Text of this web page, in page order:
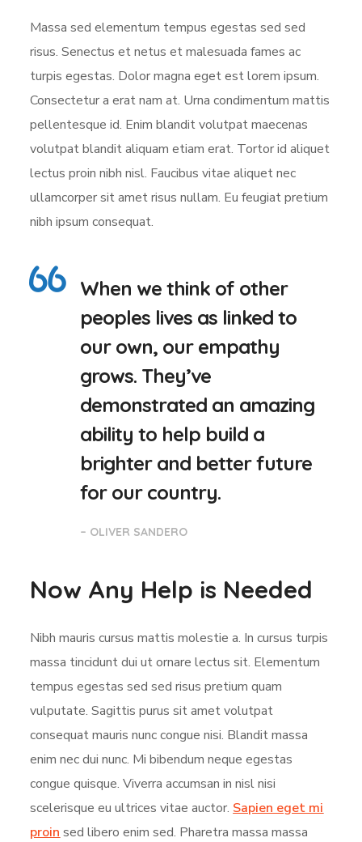
Massa sed elementum tempus egestas sed sed
risus. Senectus et netus et malesuada fames ac
turpis egestas. Dolor magna eget est lorem ipsum.
Consectetur a erat nam at. Urna condimentum mattis
pellentesque id. Enim blandit volutpat maecenas
volutpat blandit aliquam etiam erat. Tortor id aliquet
lectus proin nibh nisl. Faucibus vitae aliquet nec
ullamcorper sit amet risus nullam. Eu feugiat pretium
nibh ipsum consequat.
When we think of other
peoples lives as linked to
our own, our empathy
grows. They’ve
demonstrated an amazing
ability to help build a
brighter and better future
for our country.
– OLIVER SANDERO
Now Any Help is Needed
Nibh mauris cursus mattis molestie a. In cursus turpis
massa tincidunt dui ut ornare lectus sit. Elementum
tempus egestas sed sed risus pretium quam
vulputate. Sagittis purus sit amet volutpat
consequat mauris nunc congue nisi. Blandit massa
enim nec dui nunc. Mi bibendum neque egestas
congue quisque. Viverra accumsan in nisl nisi
scelerisque eu ultrices vitae auctor. Sapien eget mi
proin sed libero enim sed. Pharetra massa massa